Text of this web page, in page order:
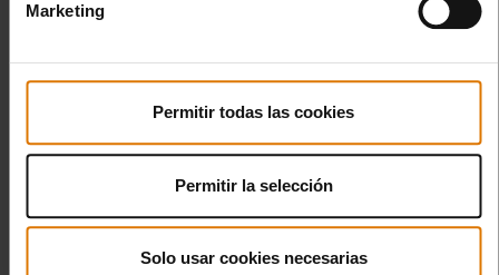
Marketing
Permitir todas las cookies
Permitir la selección
Solo usar cookies necesarias